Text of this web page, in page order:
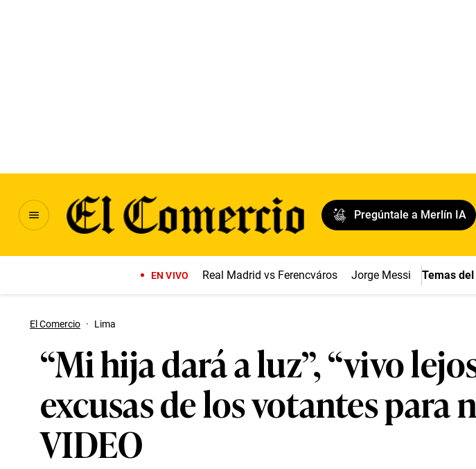
Pregúntale a Merlín IA
EN VIVO Real Madrid vs Ferencváros Jorge Messi Temas del
El Comercio · Lima
“Mi hija dará a luz”, “vivo
excusas de los votantes para
VIDEO